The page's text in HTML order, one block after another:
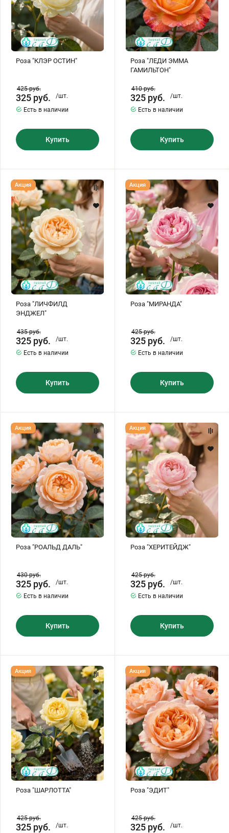
Роза "КЛЭР ОСТИН"
425руб.
325 руб.
/шт.
Есть в наличии
Купить
Роза "ЛЕДИ ЭММА
ГАМИЛЬТОН"
410руб.
325 руб.
/шт.
Есть в наличии
Купить
Роза
"ЛИЧФИЛД
ЭНДЖЕЛ"
Роза "ЛИЧФИЛД
ЭНДЖЕЛ"
Акция
435руб.
325 руб.
/шт.
Есть в наличии
Купить
Роза
"МИРАНДА"
Роза "МИРАНДА"
Акция
425руб.
325 руб.
/шт.
Есть в наличии
Купить
Роза
"РОАЛЬД
ДАЛЬ"
Роза "РОАЛЬД ДАЛЬ"
Акция
430руб.
325 руб.
/шт.
Есть в наличии
Купить
Роза
"ХЕРИТЕЙДЖ"
Роза "ХЕРИТЕЙДЖ"
Акция
425руб.
325 руб.
/шт.
Есть в наличии
Купить
Роза
"ШАРЛОТТА"
Роза "ШАРЛОТТА"
Акция
425руб.
325 руб.
/шт.
Роза
"ЭДИТ"
Роза "ЭДИТ"
Акция
425руб.
325 руб.
/шт.